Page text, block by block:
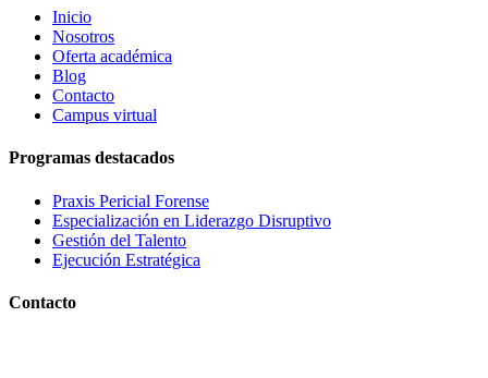
Inicio
Nosotros
Oferta académica
Blog
Contacto
Campus virtual
Programas destacados
Praxis Pericial Forense
Especialización en Liderazgo Disruptivo
Gestión del Talento
Ejecución Estratégica
Contacto